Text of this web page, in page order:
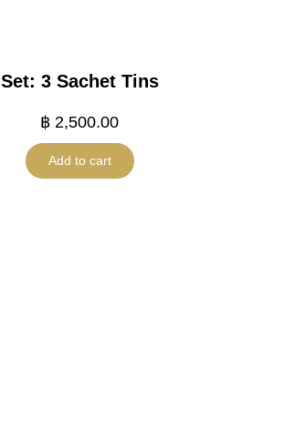
Set: 3 Sachet Tins
฿ 2,500.00
Add to cart